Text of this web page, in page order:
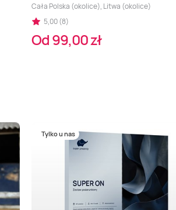
Cała Polska (okolice), Litwa (okolice)
5,00 (8)
Od 99,00 zł
Tylko u nas